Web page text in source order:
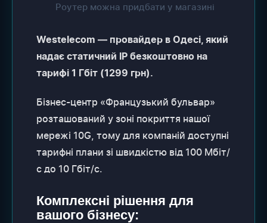
Роутер можна придбати у магазині
Westelecom — провайдер в Одесі, який
надає статичний IP безкоштовно на
тарифі 1 Гбіт (1299 грн).
Бізнес-центр «Французький бульвар»
розташований у зоні покриття нашої
мережі 10G, тому для компаній доступні
тарифні плани зі швидкістю від 100 Мбіт/
с до 10 Гбіт/с.
Комплексні рішення для
вашого бізнесу: